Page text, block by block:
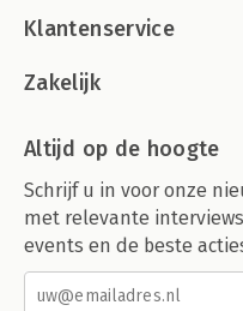
Klantenservice
Zakelijk
Altijd op de hoogte
Schrijf u in voor onze
met relevante
events en de beste